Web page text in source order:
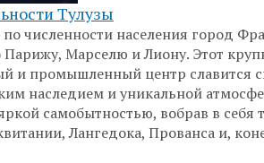
Тулузы
по численности населения город
Марселю и Лиону. Этот
и промышленный центр славится
наследием и уникальной
самобытностью, вобрав в себя
Лангедока, Прованса и,